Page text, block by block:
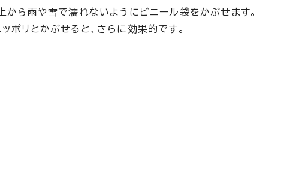
から雨や雪で濡れないようにビニール袋をかぶせます。
リとかぶせると、さらに効果的です。